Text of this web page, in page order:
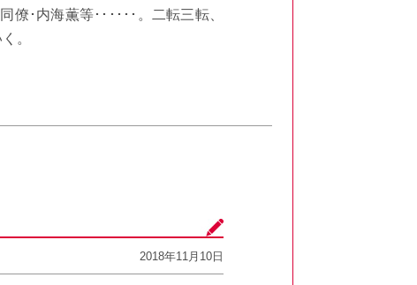
僚･内海薫等･･････。二転三転、
。
2018年11月10日